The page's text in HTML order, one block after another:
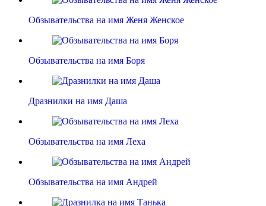
Обзывательства на имя Женя Женское
Обзывательства на имя Боря
Дразнилки на имя Даша
Обзывательства на имя Леха
Обзывательства на имя Андрей